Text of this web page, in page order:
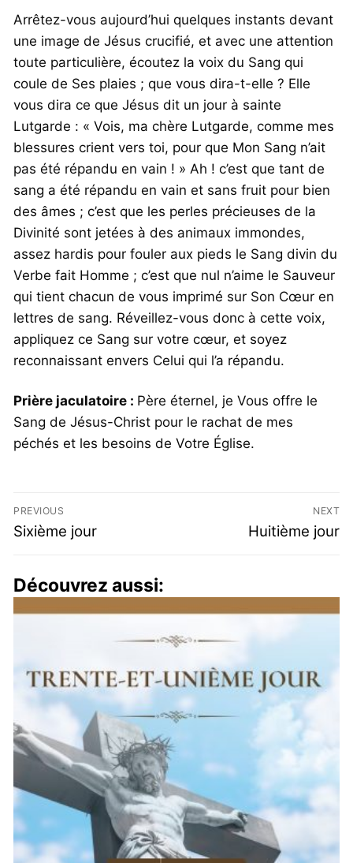
Arrêtez-vous aujourd’hui quelques instants devant
une image de Jésus crucifié, et avec une attention
toute particulière, écoutez la voix du Sang qui
coule de Ses plaies ; que vous dira-t-elle ? Elle
vous dira ce que Jésus dit un jour à sainte
Lutgarde : « Vois, ma chère Lutgarde, comme mes
blessures crient vers toi, pour que Mon Sang n’ait
pas été répandu en vain ! » Ah ! c’est que tant de
sang a été répandu en vain et sans fruit pour bien
des âmes ; c’est que les perles précieuses de la
Divinité sont jetées à des animaux immondes,
assez hardis pour fouler aux pieds le Sang divin du
Verbe fait Homme ; c’est que nul n’aime le Sauveur
qui tient chacun de vous imprimé sur Son Cœur en
lettres de sang. Réveillez-vous donc à cette voix,
appliquez ce Sang sur votre cœur, et soyez
reconnaissant envers Celui qui l’a répandu.
Prière jaculatoire : Père éternel, je Vous offre le
Sang de Jésus-Christ pour le rachat de mes
péchés et les besoins de Votre Église.
PREVIOUS
Sixième jour
NEXT
Huitième jour
Découvrez aussi: